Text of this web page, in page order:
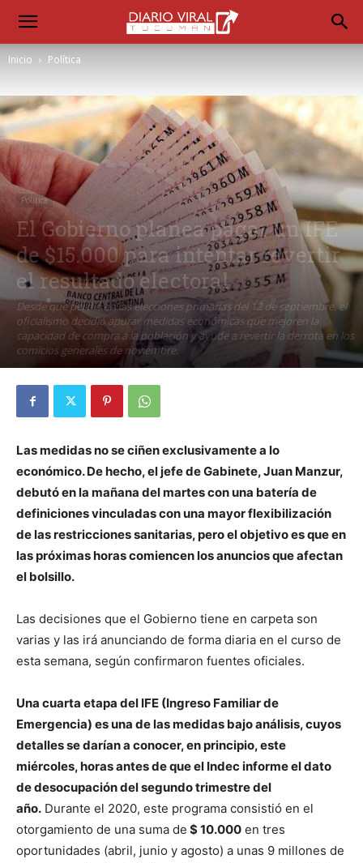
Inicio Política
Política
El Gobierno planea pagar un IFE
de $15.000 para intentar revertir
el resultado electoral
Desde que perdió en las elecciones primarias del 12 de septiembre, el
oficialismo decidió apurar medidas económicas que mejoren la
capacidad de compra a la población y ayude a revertir la derrota en los
comicios generales de noviembre.
Por Diego Martín Suárez - 22 septiembre, 2021
Las medidas no se ciñen exclusivamente a lo
económico. De hecho, el jefe de Gabinete, Juan Manzur,
debutó en la mañana del martes con una batería de
definiciones vinculadas con una mayor flexibilización
de las restricciones sanitarias, pero el objetivo es que en
las próximas horas comiencen los anuncios que afectan
el bolsillo.
Las decisiones que el Gobierno tiene en carpeta son
varias y las irá anunciando de forma diaria en el curso de
esta semana, según confirmaron fuentes oficiales.
Una cuarta etapa del IFE (Ingreso Familiar de
Emergencia) es una de las medidas bajo análisis, cuyos
detalles se darían a conocer, en principio, este
miércoles, horas antes de que el Indec informe el dato
de desocupación del segundo trimestre del
año. Durante el 2020, este programa consistió en el
otorgamiento de una suma de $ 10.000 en tres
oportunidades (abril, junio y agosto) a unas 9 millones de